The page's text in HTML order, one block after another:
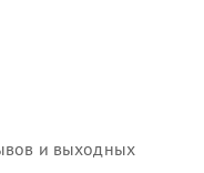
и выходных